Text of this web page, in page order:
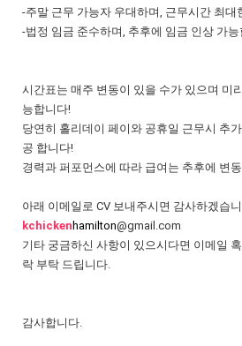
-주말 근무 가능자 우대하며, 근무시간 최대
-법정 임금 준수하며, 추후에 임금 인상 가능
시간표는 매주 변동이 있을 수가 있으며 미
능합니다!
당연히 홀리데이 페이와 공휴일 근무시 추
공 합니다!
경력과 퍼포먼스에 따라 급여는 추후에 변
아래 이메일로 CV 보내주시면 감사하겠습니
kchicken hamilton@gmail.com
기타 궁금하신 사항이 있으시다면 이메일
락 부탁 드립니다.
감사합니다.